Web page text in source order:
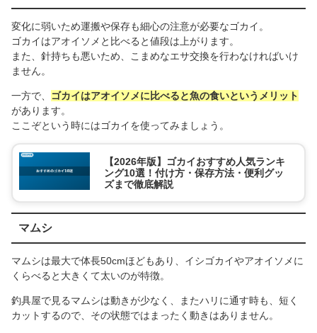
変化に弱いため運搬や保存も細心の注意が必要なゴカイ。
ゴカイはアオイソメと比べると値段は上がります。
また、針持ちも悪いため、こまめなエサ交換を行わなければいけ
ません。
一方で、 ゴカイはアオイソメに比べると魚の食いというメリット
があります。
ここぞという時にはゴカイを使ってみましょう。
【2026年版】ゴカイおすすめ人気ランキ
ング10選！付け方・保存方法・便利グッ
ズまで徹底解説
マムシ
マムシは最大で体長50cmほどもあり、イシゴカイやアオイソメに
くらべると大きくて太いのが特徴。
釣具屋で見るマムシは動きが少なく、またハリに通す時も、短く
カットするので、その状態ではまったく動きはありません。